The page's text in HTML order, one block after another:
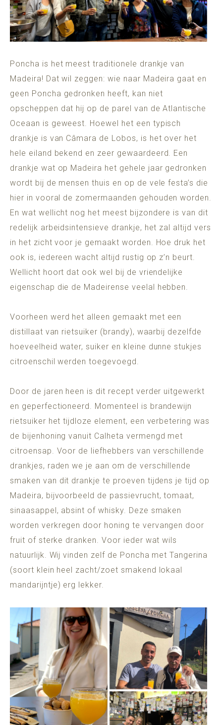
Poncha is het meest traditionele drankje van
Madeira! Dat wil zeggen: wie naar Madeira gaat en
geen Poncha gedronken heeft, kan niet
opscheppen dat hij op de parel van de Atlantische
Oceaan is geweest. Hoewel het een typisch
drankje is van Câmara de Lobos, is het over het
hele eiland bekend en zeer gewaardeerd. Een
drankje wat op Madeira het gehele jaar gedronken
wordt bij de mensen thuis en op de vele festa’s die
hier in vooral de zomermaanden gehouden worden.
En wat wellicht nog het meest bijzondere is van dit
redelijk arbeidsintensieve drankje, het zal altijd vers
in het zicht voor je gemaakt worden. Hoe druk het
ook is, iedereen wacht altijd rustig op z’n beurt.
Wellicht hoort dat ook wel bij de vriendelijke
eigenschap die de Madeirense veelal hebben.
Voorheen werd het alleen gemaakt met een
distillaat van rietsuiker (brandy), waarbij dezelfde
hoeveelheid water, suiker en kleine dunne stukjes
citroenschil werden toegevoegd.
Door de jaren heen is dit recept verder uitgewerkt
en geperfectioneerd. Momenteel is brandewijn
rietsuiker het tijdloze element, een verbetering was
de bijenhoning vanuit Calheta vermengd met
citroensap. Voor de liefhebbers van verschillende
drankjes, raden we je aan om de verschillende
smaken van dit drankje te proeven tijdens je tijd op
Madeira, bijvoorbeeld de passievrucht, tomaat,
sinaasappel, absint of whisky. Deze smaken
worden verkregen door honing te vervangen door
fruit of sterke dranken. Voor ieder wat wils
natuurlijk. Wij vinden zelf de Poncha met Tangerina
(soort klein heel zacht/zoet smakend lokaal
mandarijntje) erg lekker.